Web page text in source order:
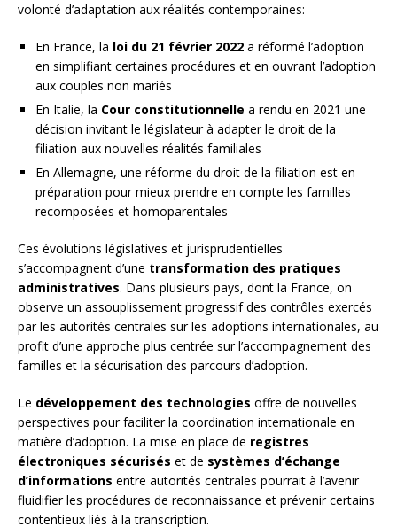
volonté d’adaptation aux réalités contemporaines:
En France, la loi du 21 février 2022 a réformé l’adoption
en simplifiant certaines procédures et en ouvrant l’adoption
aux couples non mariés
En Italie, la Cour constitutionnelle a rendu en 2021 une
décision invitant le législateur à adapter le droit de la
filiation aux nouvelles réalités familiales
En Allemagne, une réforme du droit de la filiation est en
préparation pour mieux prendre en compte les familles
recomposées et homoparentales
Ces évolutions législatives et jurisprudentielles
s’accompagnent d’une transformation des pratiques
administratives. Dans plusieurs pays, dont la France, on
observe un assouplissement progressif des contrôles exercés
par les autorités centrales sur les adoptions internationales, au
profit d’une approche plus centrée sur l’accompagnement des
familles et la sécurisation des parcours d’adoption.
Le développement des technologies offre de nouvelles
perspectives pour faciliter la coordination internationale en
matière d’adoption. La mise en place de registres
électroniques sécurisés et de systèmes d’échange
d’informations entre autorités centrales pourrait à l’avenir
fluidifier les procédures de reconnaissance et prévenir certains
contentieux liés à la transcription.